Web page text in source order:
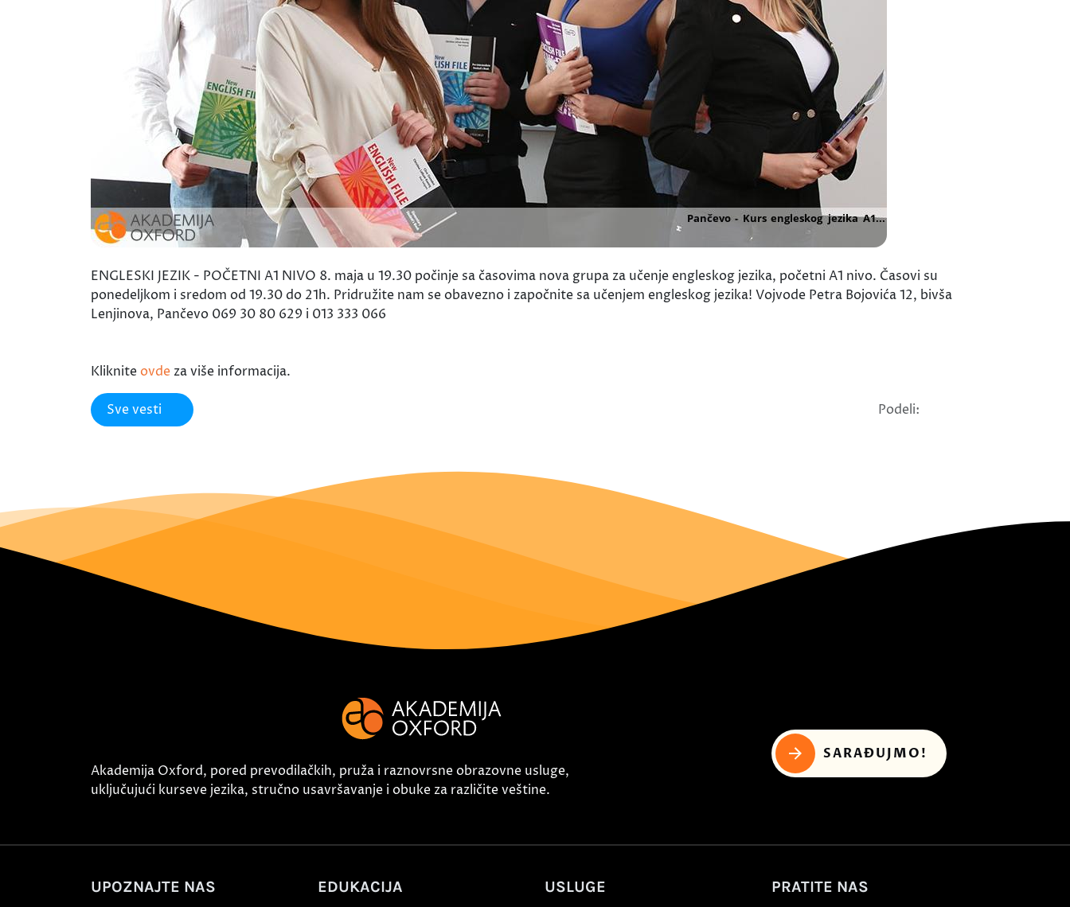
ENGLESKI JEZIK - POČETNI A1 NIVO 8. maja u 19.30 počinje sa časovima nova grupa za učenje engleskog jezika, početni A1 nivo. Časovi su
ponedeljkom i sredom od 19.30 do 21h. Pridružite nam se obavezno i započnite sa učenjem engleskog jezika! Vojvode Petra Bojovića 12, bivša
Lenjinova, Pančevo 069 30 80 629 i 013 333 066
Kliknite ovde za više informacija.
Sve vesti Podeli:
Akademija Oxford, pored prevodilačkih, pruža i raznovrsne obrazovne usluge,
uključujući kurseve jezika, stručno usavršavanje i obuke za različite veštine.
SARAĐUJMO!
UPOZNAJTE NAS EDUKACIJA USLUGE PRATITE NAS